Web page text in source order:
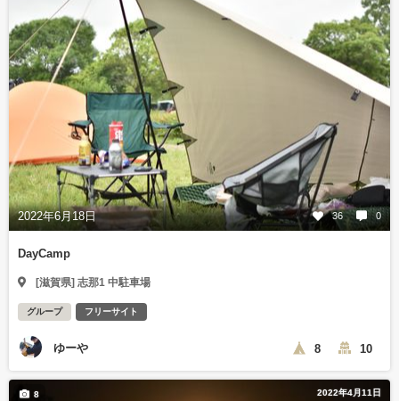
2022年6月18日 36 0
DayCamp
[滋賀県] 志那1 中駐車場
グループ フリーサイト
ゆーや 8 10
2022年4月11日
8